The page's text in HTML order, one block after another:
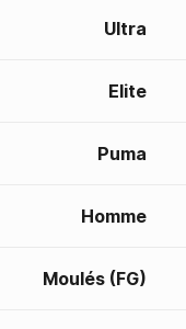
Ultra
Elite
Puma
Homme
Moulés (FG)